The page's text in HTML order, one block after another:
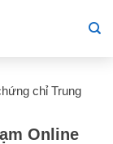
chỉ Trung
Online